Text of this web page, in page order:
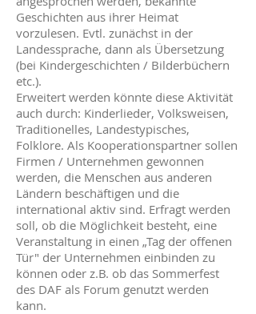
Geschichten aus ihrer Heimat
vorzulesen. Evtl. zunächst in der
Landessprache, dann als Übersetzung
(bei Kindergeschichten / Bilderbüchern
etc.).
Erweitert werden könnte diese Aktivität
auch durch: Kinderlieder, Volksweisen,
Traditionelles, Landestypisches,
Folklore. Als Kooperationspartner sollen
Firmen / Unternehmen gewonnen
werden, die Menschen aus anderen
Ländern beschäftigen und die
international aktiv sind. Erfragt werden
soll, ob die Möglichkeit besteht, eine
Veranstaltung in einen „Tag der offenen
Tür" der Unternehmen einbinden zu
können oder z.B. ob das Sommerfest
des DAF als Forum genutzt werden
kann.